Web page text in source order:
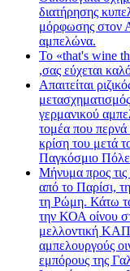
διατήρησης
μόρφωσης στον
αμπελώνα.
Το «that's wine
,σας εύχεται
Απαιτείται
γερμανικού
τομέα που περνά
κρίση του μετά
Παγκόσμιο
Μήνυμα προς
από το Παρίσι,
τη Ρώμη. Κάτω
την ΚΟΑ οίνου
μελλοντική ΚΑΠ
αμπελουργούς
εμπόρους της